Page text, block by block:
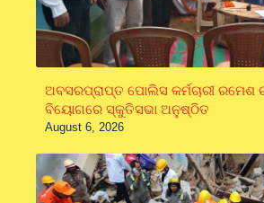
ଅବସରପ୍ରାପ୍ତ ପୋଲିସ କର୍ମଚାରୀ ରମେଶ
ବିୟୋଗରେ ସ୍କୁତିସଭା ଅନୁଷ୍ଠିତ
August 6, 2026